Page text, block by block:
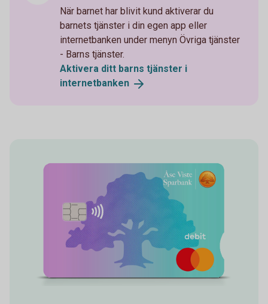
När barnet har blivit kund aktiverar du
barnets tjänster i din egen app eller
internetbanken under menyn Övriga tjänster
- Barns tjänster.
Aktivera ditt barns tjänster i
internetbanken